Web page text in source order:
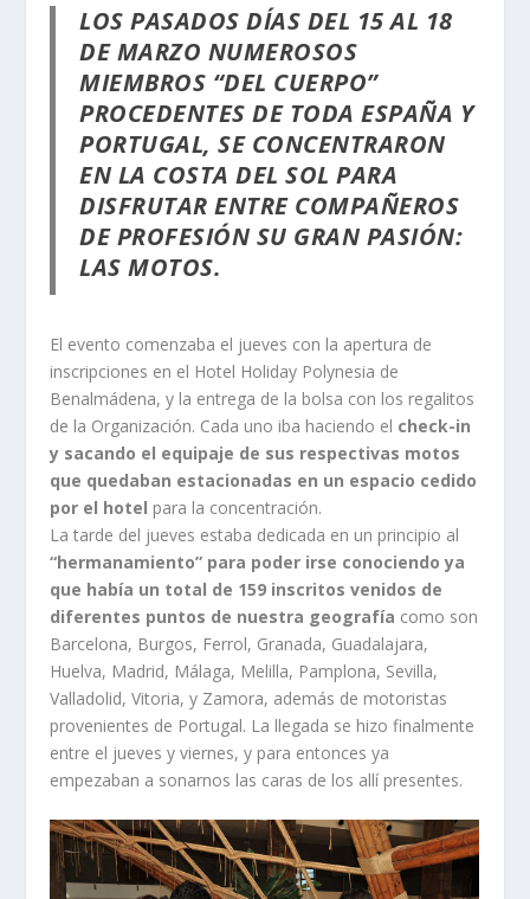
LOS PASADOS DÍAS DEL 15 AL 18
DE MARZO NUMEROSOS
MIEMBROS “DEL CUERPO”
PROCEDENTES DE TODAESPAÑA Y
PORTUGAL, SE CONCENTRARON
EN LA COSTA DEL SOL PARA
DISFRUTAR ENTRE COMPAÑEROS
DE PROFESIÓN SU GRAN PASIÓN:
LAS MOTOS.
El evento comenzaba el jueves con la apertura de
inscripciones en el Hotel Holiday Polynesia de
Benalmádena, y la entrega de la bolsa con los regalitos
de la Organización. Cada uno iba haciendo el check-in
y sacando el equipaje de sus respectivas motos
que quedaban estacionadas en un espacio cedido
por el hotel para la concentración.
La tarde del jueves estaba dedicada en un principio al
“hermanamiento” para poder irse conociendo ya
que había un total de 159 inscritos venidos de
diferentes puntos de nuestra geografía como son
Barcelona, Burgos, Ferrol, Granada, Guadalajara,
Huelva, Madrid, Málaga, Melilla, Pamplona, Sevilla,
Valladolid, Vitoria, y Zamora, además de motoristas
provenientes de Portugal. La llegada se hizo finalmente
entre el jueves y viernes, y para entonces ya
empezaban a sonarnos las caras de los allí presentes.